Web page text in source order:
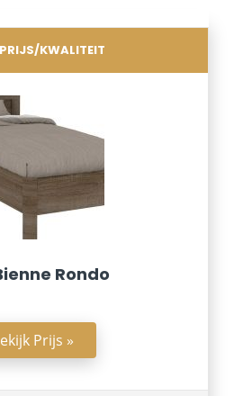
KWALITEIT
Rondo
Prijs »